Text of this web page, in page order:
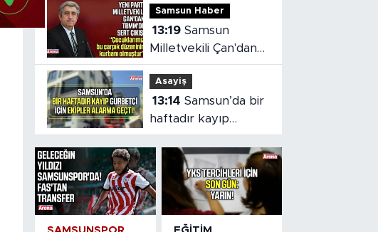
Samsun Haber
13:19 Samsun
Milletvekili Çan'dan
TBMM'de çocuk
adaleti vurgusu
Asayiş
13:14 Samsun’da bir
haftadır kayıp
gurbetçi için ekipler
alarma geçti